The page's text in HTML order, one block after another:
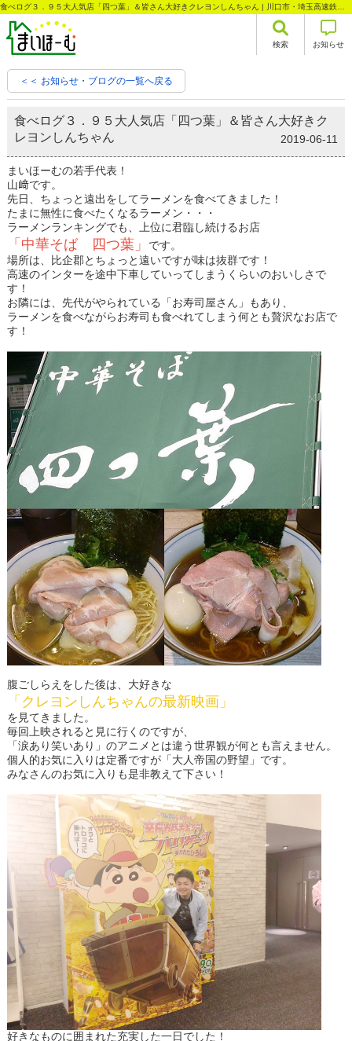
検索 お知らせ
＜＜ お知らせ・ブログの一覧へ戻る
食べログ３．９５大人気店「四つ葉」＆皆さん大好きク
レヨンしんちゃん
2019-06-11
まいほーむの若手代表！
山﨑です。
先日、ちょっと遠出をしてラーメンを食べてきました！
たまに無性に食べたくなるラーメン・・・
ラーメンランキングでも、上位に君臨し続けるお店
「中華そば 四つ葉」
です。
場所は、比企郡とちょっと遠いですが味は抜群です！
高速のインターを途中下車していってしまうくらいのおいしさで
す！
お隣には、先代がやられている「お寿司屋さん」もあり、
ラーメンを食べながらお寿司も食べれてしまう何とも贅沢なお店で
す！
腹ごしらえをした後は、大好きな
「クレヨンしんちゃんの最新映画」
を見てきました。
毎回上映されると見に行くのですが、
「涙あり笑いあり」のアニメとは違う世界観が何とも言えません。
個人的お気に入りは定番ですが「大人帝国の野望」です。
みなさんのお気に入りも是非教えて下さい！
好きなものに囲まれた充実した一日でした！